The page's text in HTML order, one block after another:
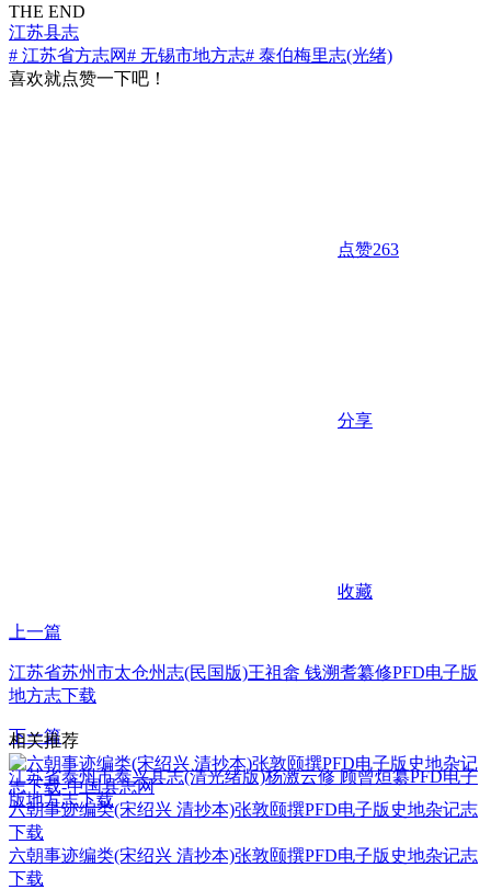
THE END
江苏县志
# 江苏省方志网# 无锡市地方志# 泰伯梅里志(光绪)
喜欢就点赞一下吧！
点赞263
分享
收藏
上一篇
江苏省苏州市太仓州志(民国版)王祖畲 钱溯耆纂修PFD电子版
地方志下载
下一篇
江苏省泰州市泰兴县志(清光绪版)杨激云修 顾曾烜纂PFD电子
版地方志下载
相关推荐
六朝事迹编类(宋绍兴 清抄本)张敦颐撰PFD电子版史地杂记志
下载
六朝事迹编类(宋绍兴 清抄本)张敦颐撰PFD电子版史地杂记志
下载